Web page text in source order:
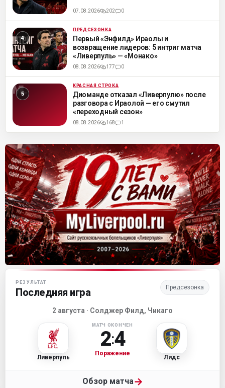
07.08.2026 202 0
ML ПРЕДСЕЗОНКА
Первый «Энфилд» Ираолы и
возвращение лидеров: 5 интриг матча
«Ливерпуль» — «Монако»
08.08.2026 177 0
ML КРАСНАЯ СТРОКА
Диоманде отказал «Ливерпулю» после
разговора с Ираолой — его смутил
«переходный сезон»
08.08.2026 168 1
Матч-центр «Ливерпуля»
РЕЗУЛЬТАТ
Последняя игра Предсезонка
2 августа · Солджер Филд, Чикаго
Ливерпуль
МАТЧ ОКОНЧЕН
2:4
Поражение
Лидс
Обзор матча→